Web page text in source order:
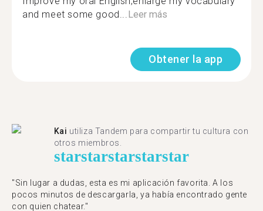
and meet some good...Leer más
Obtener la app
Kai utiliza Tandem para compartir tu cultura con
otros miembros.
starstarstarstarstar
"Sin lugar a dudas, esta es mi aplicación favorita. A los
pocos minutos de descargarla, ya había encontrado gente
con quien chatear."